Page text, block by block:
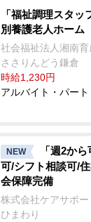
「福祉調理スタ
別養護老人ホーム
社会福祉法人湘南
ささりんどう鎌倉
時給1,230円
アルバイト・パー
NEW
「週2か
可/シフト相談可/
会保障完備
株式会社ケアサポ
ひまわり